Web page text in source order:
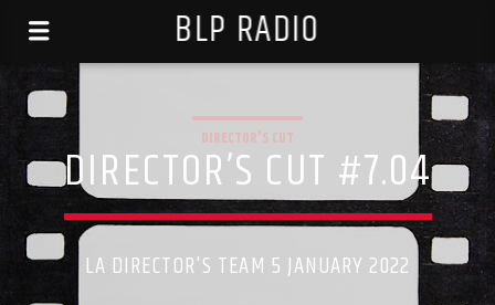
BLP RADIO
DIRECTOR'S CUT
DIRECTOR’S CUT #7.04
LA DIRECTOR'S TEAM 5 JANUARY 2022